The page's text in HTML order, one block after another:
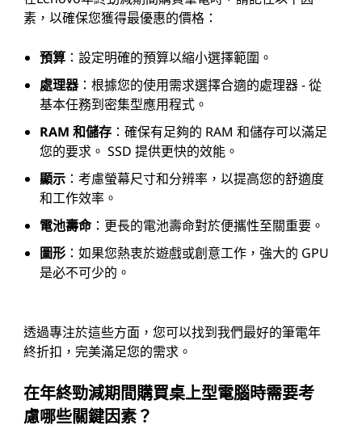
素，以確保您獲得最優惠的價格：
預算：設定明確的預算以縮小選擇範圍。
處理器：根據您的使用需求選擇合適的處理器 - 從
基本任務到密集型應用程式。
RAM 和儲存：確保有足夠的 RAM 和儲存可以滿足
您的要求。 SSD 提供更快的效能。
顯示：考慮螢幕尺寸和分辨率，以提高您的舒適度
和工作效率。
電池壽命：更長的電池壽命對於便攜性至關重要。
圖形：如果您熱衷於遊戲或創意工作，強大的 GPU
是必不可少的。
透過專注於這些方面，您可以找到我們最好的筆電年
終折扣，完美滿足您的需求。
在年終勁減期間購買桌上型電腦時需要考
慮哪些關鍵因素？